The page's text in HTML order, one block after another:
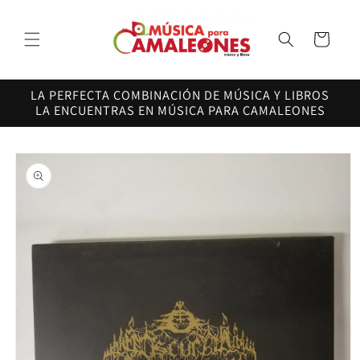
al contenido
Carrito
LA PERFECTA COMBINACIÓN DE MÚSICA Y LIBROS
LA ENCUENTRAS EN MÚSICA PARA CAMALEONES
directamente
a la
información